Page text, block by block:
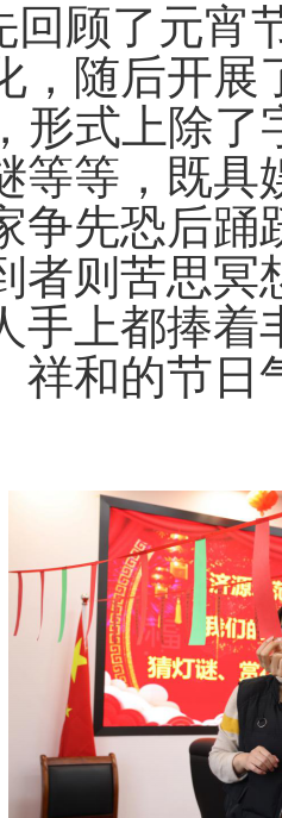
回顾了元宵
，随后开展
形式上除
等等，既具
争先恐后踊
者则苦思冥
手上都捧着
祥和的节日